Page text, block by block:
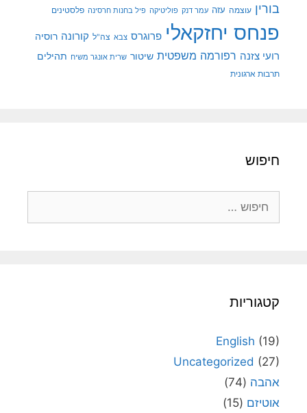
בורין עוצמה עזה עמר דנק פוליטיקה פיל בחנות חרסינה פלסטינים
פנחס יחזקאלי פרוגרס צבא צה"ל קורונה רוסיה
רועי צזנה רפורמה משפטית שיטור שרית אונגר משיח תהילים
תרבות ארגונית
חיפוש
קטגוריות
English (19)
Uncategorized (27)
אהבה (74)
אוטיזם (15)